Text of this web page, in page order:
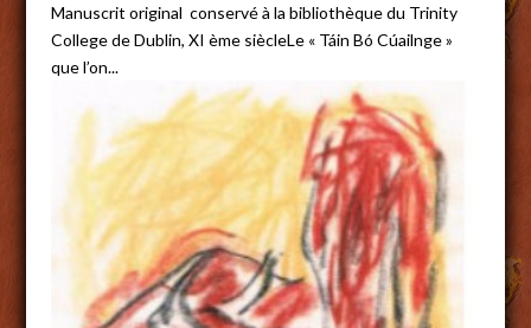
Manuscrit original conservé à la bibliothèque du Trinity
College de Dublin, XI ème siècleLe « Táin Bó Cúailnge »
que l’on...